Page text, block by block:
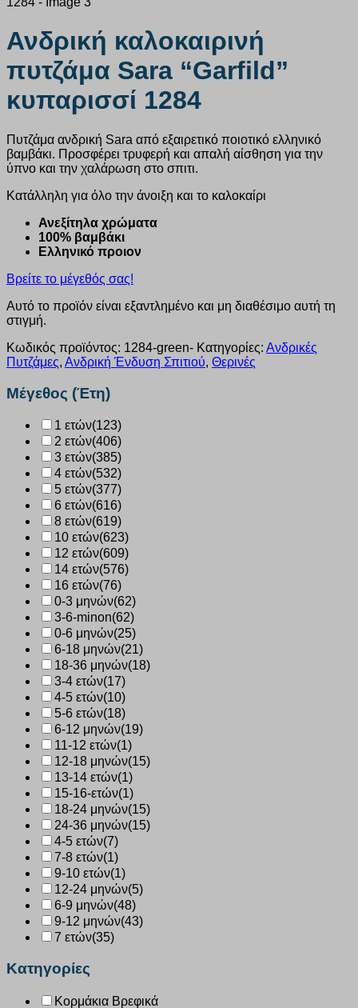
Ανδρική καλοκαιρινή
πυτζάμα Sara “Garfild”
κυπαρισσί 1284
Πυτζάμα ανδρική Sara από εξαιρετικό ποιοτικό ελληνικό
βαμβάκι. Προσφέρει τρυφερή και απαλή αίσθηση για την
ύπνο και την χαλάρωση στο σπιτι.
Κατάλληλη για όλο την άνοιξη και το καλοκαίρι
Ανεξίτηλα χρώματα
100% βαμβάκι
Ελληνικό προιον
Βρείτε το μέγεθός σας!
Αυτό το προϊόν είναι εξαντλημένο και μη διαθέσιμο αυτή τη
στιγμή.
Κωδικός προϊόντος: 1284-green- Κατηγορίες: Ανδρικές
Πυτζάμες, Ανδρική Ένδυση Σπιτιού, Θερινές
Μέγεθος (Έτη)
1 ετών(123)
2 ετών(406)
3 ετών(385)
4 ετών(532)
5 ετών(377)
6 ετών(616)
8 ετών(619)
10 ετών(623)
12 ετών(609)
14 ετών(576)
16 ετών(76)
0-3 μηνών(62)
3-6-minon(62)
0-6 μηνών(25)
6-18 μηνών(21)
18-36 μηνών(18)
3-4 ετών(17)
4-5 ετών(10)
5-6 ετών(18)
6-12 μηνών(19)
11-12 ετών(1)
12-18 μηνών(15)
13-14 ετών(1)
15-16-ετών(1)
18-24 μηνών(15)
24-36 μηνών(15)
4-5 ετών(7)
7-8 ετών(1)
9-10 ετών(1)
12-24 μηνών(5)
6-9 μηνών(48)
9-12 μηνών(43)
7 ετών(35)
Κατηγορίες
Κορμάκια Βρεφικά